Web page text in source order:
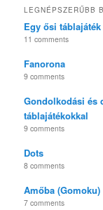
LEGNÉPSZERŰBB
Egy ősi
11 comments
Fanorona
9 comments
Gondolkodási és
táblajátékokkal
9 comments
Dots
8 comments
Amőba (Gomoku)
7 comments